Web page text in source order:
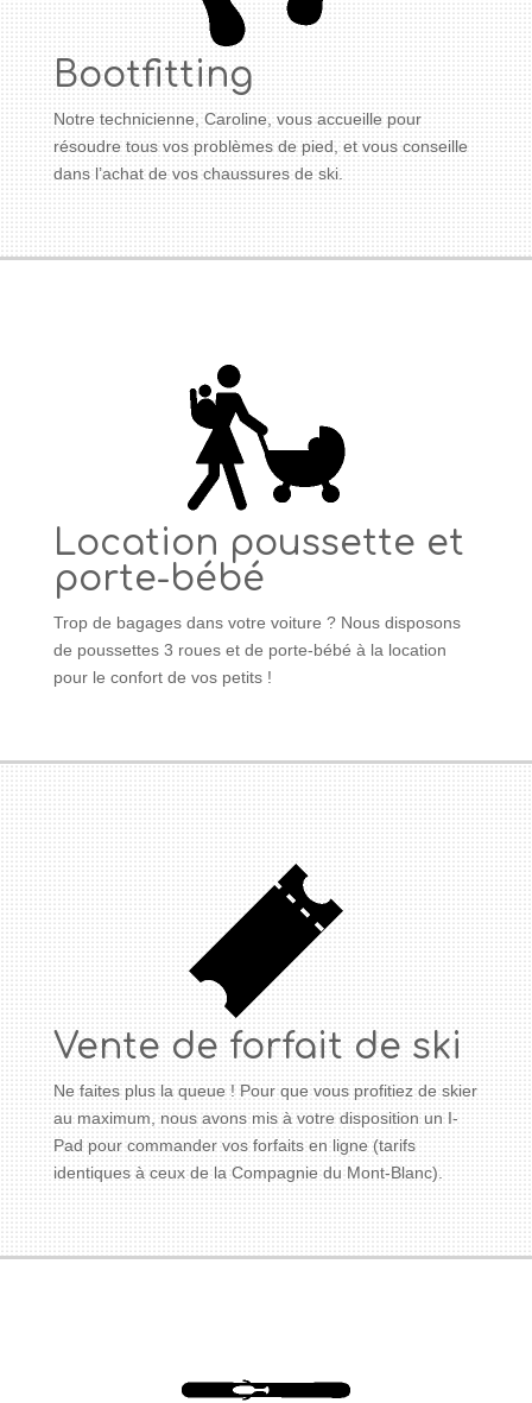
Bootfitting
Notre technicienne, Caroline, vous accueille pour
résoudre tous vos problèmes de pied, et vous conseille
dans l’achat de vos chaussures de ski.
Location poussette et
porte-bébé
Trop de bagages dans votre voiture ? Nous disposons
de poussettes 3 roues et de porte-bébé à la location
pour le confort de vos petits !
Vente de forfait de ski
Ne faites plus la queue ! Pour que vous profitiez de skier
au maximum, nous avons mis à votre disposition un I-
Pad pour commander vos forfaits en ligne (tarifs
identiques à ceux de la Compagnie du Mont-Blanc).